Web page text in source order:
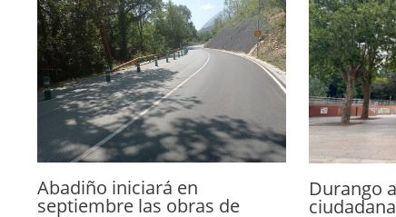
Abadiño iniciará en
septiembre las obras de
Durango